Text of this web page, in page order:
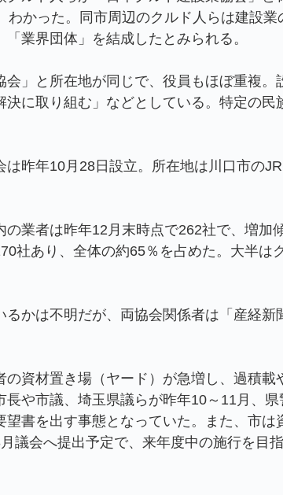
かった。同市周辺のクルド人らは建設業
業界団体」を結成したとみられる。
」と所在地が同じで、役員もほぼ重複。
に取り組む」などとしている。特定の民
昨年10月28日設立。所在地は川口市のJR
業者は昨年12月末時点で262社で、増加
社あり、全体の約65％を占めた。大半は
かは不明だが、両協会関係者は「産経新
資材置き場（ヤード）が急増し、過積載
や市議、埼玉県議らが昨年10～11月、県
書を出す事態となっていた。また、市は
議会へ提出予定で、来年度中の施行を目指